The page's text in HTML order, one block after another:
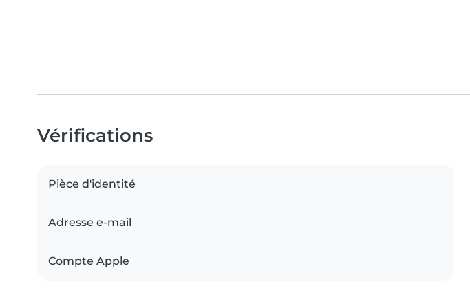
Vérifications
Pièce d'identité
Adresse e-mail
Compte Apple